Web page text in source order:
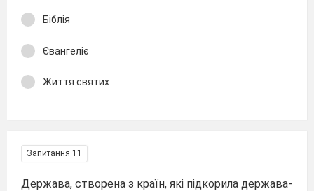
Біблія
Євангеліє
Життя святих
Запитання 11
Держава, створена з країн, які підкорила держава-